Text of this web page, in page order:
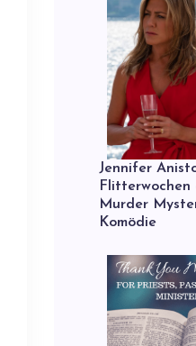
Jennifer
Murder
Komödie